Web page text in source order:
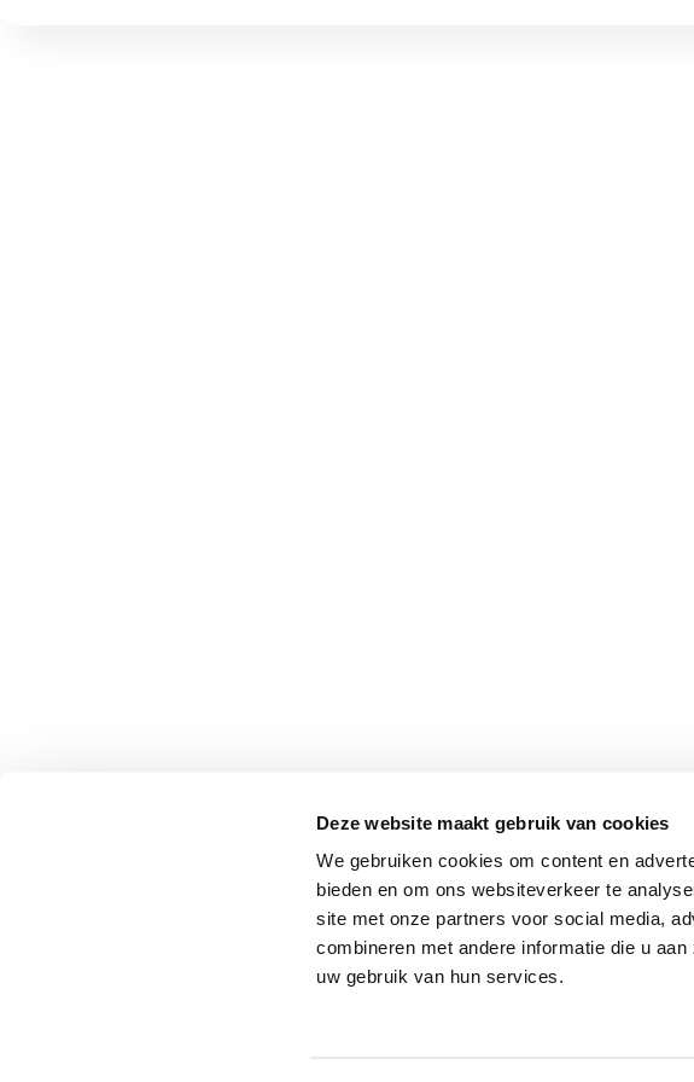
Deze website maakt gebruik van cookies
We gebruiken cookies om content en
bieden en om ons websiteverkeer te
site met onze partners voor social media,
combineren met andere informatie die u
uw gebruik van hun services.